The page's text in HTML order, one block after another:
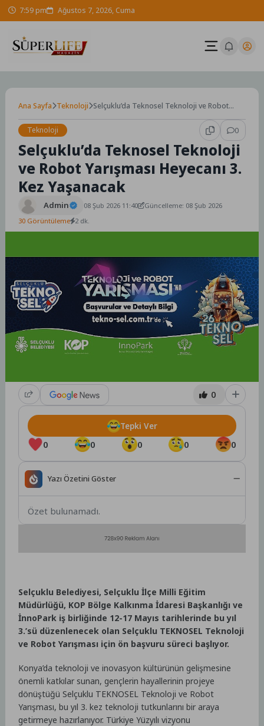
Skip 7:59 pm Ağustos 7, 2026, Cuma
Ana Sayfa Teknoloji Selçuklu’da Teknosel Teknoloji ve Robot
Teknoloji
0
Selçuklu’da Teknosel Teknoloji
ve Robot Yarışması Heyecanı 3.
Kez Yaşanacak
Admin 08 Şub 2026 11:40
Güncelleme: 08 Şub 2026
30 Görüntüleme 2 dk.
0
0 0 0 0 0
Tepki Ver
Yazı Özetini Göster
Özet bulunamadı.
Selçuklu Belediyesi, Selçuklu İlçe Milli Eğitim
Müdürlüğü, KOP Bölge Kalkınma İdaresi Başkanlığı ve
İnnoPark iş birliğinde 12-17 Mayıs tarihlerinde bu yıl
3.’sü düzenlenecek olan Selçuklu TEKNOSEL Teknoloji
ve Robot Yarışması için ön başvuru süreci başlıyor.
Konya’da teknoloji ve inovasyon kültürünün gelişmesine
önemli katkılar sunan, gençlerin hayallerinin projeye
dönüştüğü Selçuklu TEKNOSEL Teknoloji ve Robot
Yarışması, bu yıl 3. kez teknoloji tutkunlarını bir araya
getirmeye hazırlanıyor. Türkiye Yüzyılı vizyonu